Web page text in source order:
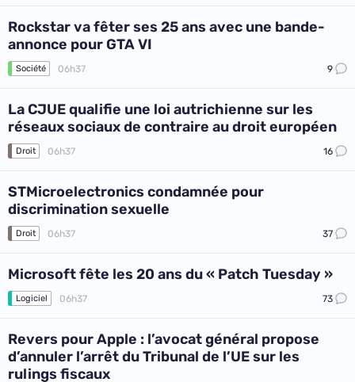
Rockstar va fêter ses 25 ans avec une bande-
annonce pour GTA VI
Société 06h37 9
La CJUE qualifie une loi autrichienne sur les
réseaux sociaux de contraire au droit européen
Droit 06h37 16
STMicroelectronics condamnée pour
discrimination sexuelle
Droit 06h37 37
Microsoft fête les 20 ans du « Patch Tuesday »
Logiciel 06h37 73
Revers pour Apple : l’avocat général propose
d’annuler l’arrêt du Tribunal de l’UE sur les
rulings fiscaux